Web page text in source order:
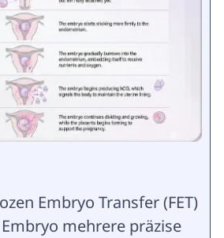
Embryo Transfer (FET)
mehrere präzise